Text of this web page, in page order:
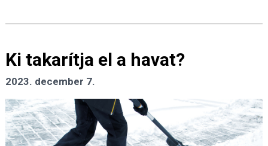
Ki takarítja el a havat?
2023. december 7.